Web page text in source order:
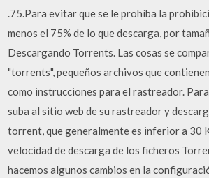
.75.Para evitar que se le prohíba la
menos el 75% de lo que descarga, por
Descargando Torrents. Las cosas se
"torrents", pequeños archivos que
como instrucciones para el rastreador.
suba al sitio web de su rastreador y
torrent, que generalmente es inferior a 30
velocidad de descarga de los ficheros
hacemos algunos cambios en la